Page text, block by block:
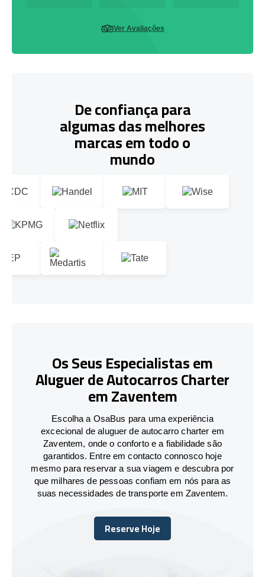
Ver Avaliações
De confiança para
algumas das melhores
marcas em todo o
mundo
Os Seus Especialistas em
Aluguer de Autocarros Charter
em Zaventem
Escolha a OsaBus para uma experiência
excecional de aluguer de autocarro charter em
Zaventem, onde o conforto e a fiabilidade são
garantidos. Entre em contacto connosco hoje
mesmo para reservar a sua viagem e descubra por
que milhares de pessoas confiam em nós para as
suas necessidades de transporte em Zaventem.
Reserve Hoje
Reserve Hoje